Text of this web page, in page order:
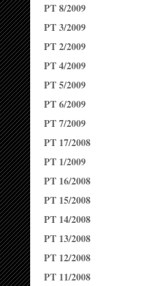
PT 8/2009
PT 3/2009
PT 2/2009
PT 4/2009
PT 5/2009
PT 6/2009
PT 7/2009
PT 17/2008
PT 1/2009
PT 16/2008
PT 15/2008
PT 14/2008
PT 13/2008
PT 12/2008
PT 11/2008